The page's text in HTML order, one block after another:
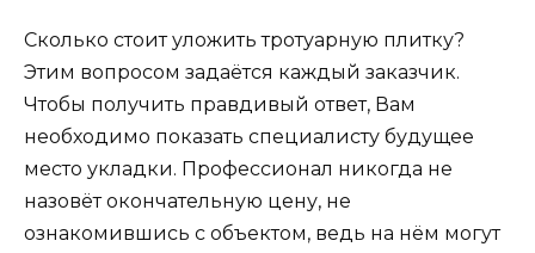
Сколько стоит уложить тротуарную плитку?
Этим вопросом задаётся каждый заказчик.
Чтобы получить правдивый ответ, Вам
необходимо показать специалисту будущее
место укладки. Профессионал никогда не
назовёт окончательную цену, не
ознакомившись с объектом, ведь на нём могут